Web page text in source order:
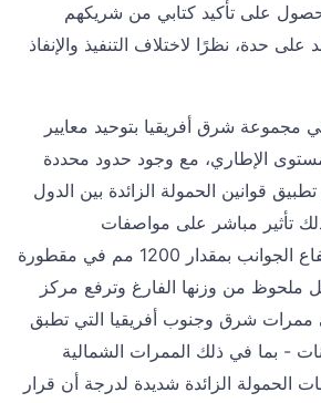
على تأكيد كتابي من شريكهم
حدة، نظرًا لاختلاف التنفيذ والإنفاذ
مجموعة شرق أفريقيا بتوحيد معايير
الإطاري، مع وجود حدود محددة
قوانين الحمولة الزائدة بين الدول
تأثير مباشر على مواصفات
المقطورات: فزيادة ارتفاع الجوانب بمقدار 1200 مم في مقطورة
ملحوظ من وزنها الفارغ وترفع مركز
ممرات شرق وجنوب أفريقيا التي تطبق
- بما في ذلك الممرات الشمالية
الحمولة الزائدة شديدة لدرجة أن قرار